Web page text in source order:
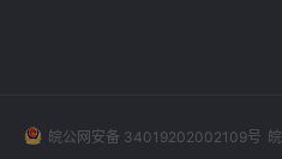
皖公网安备 34019202002109号